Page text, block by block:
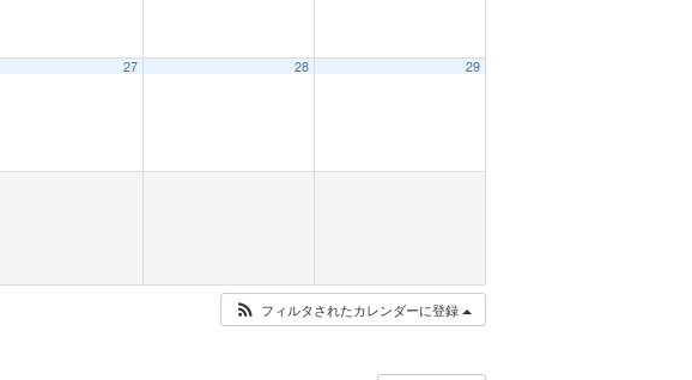
27 28 29
フィルタされたカレンダーに登録